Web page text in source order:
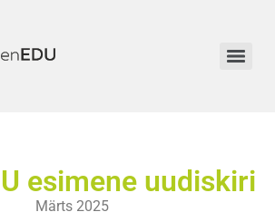
esimene uudiskiri
Märts 2025